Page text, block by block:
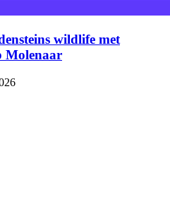
wildlife met
Molenaar